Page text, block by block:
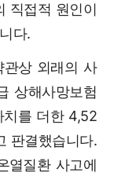
직접적 원인이
다.
관상 외래의 사
상해사망보험
치를 더한 4,52
판결했습니다.
열질환 사고에